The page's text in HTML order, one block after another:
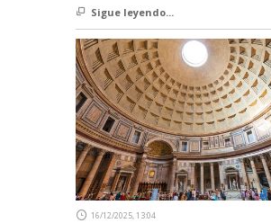
Sigue leyendo...
16/12/2025, 13:04